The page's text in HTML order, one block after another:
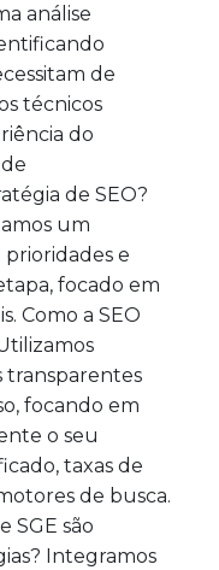
análise
de
técnicos
do
de SEO?
um
e
focado em
Como a SEO
transparentes
focando em
o seu
taxas de
de busca.
SGE são
Integramos